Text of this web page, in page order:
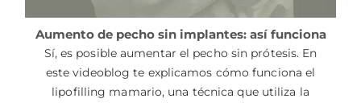
Aumento de pecho sin implantes: así funciona
Sí, es posible aumentar el pecho sin prótesis. En
este videoblog te explicamos cómo funciona el
lipofilling mamario, una técnica que utiliza la